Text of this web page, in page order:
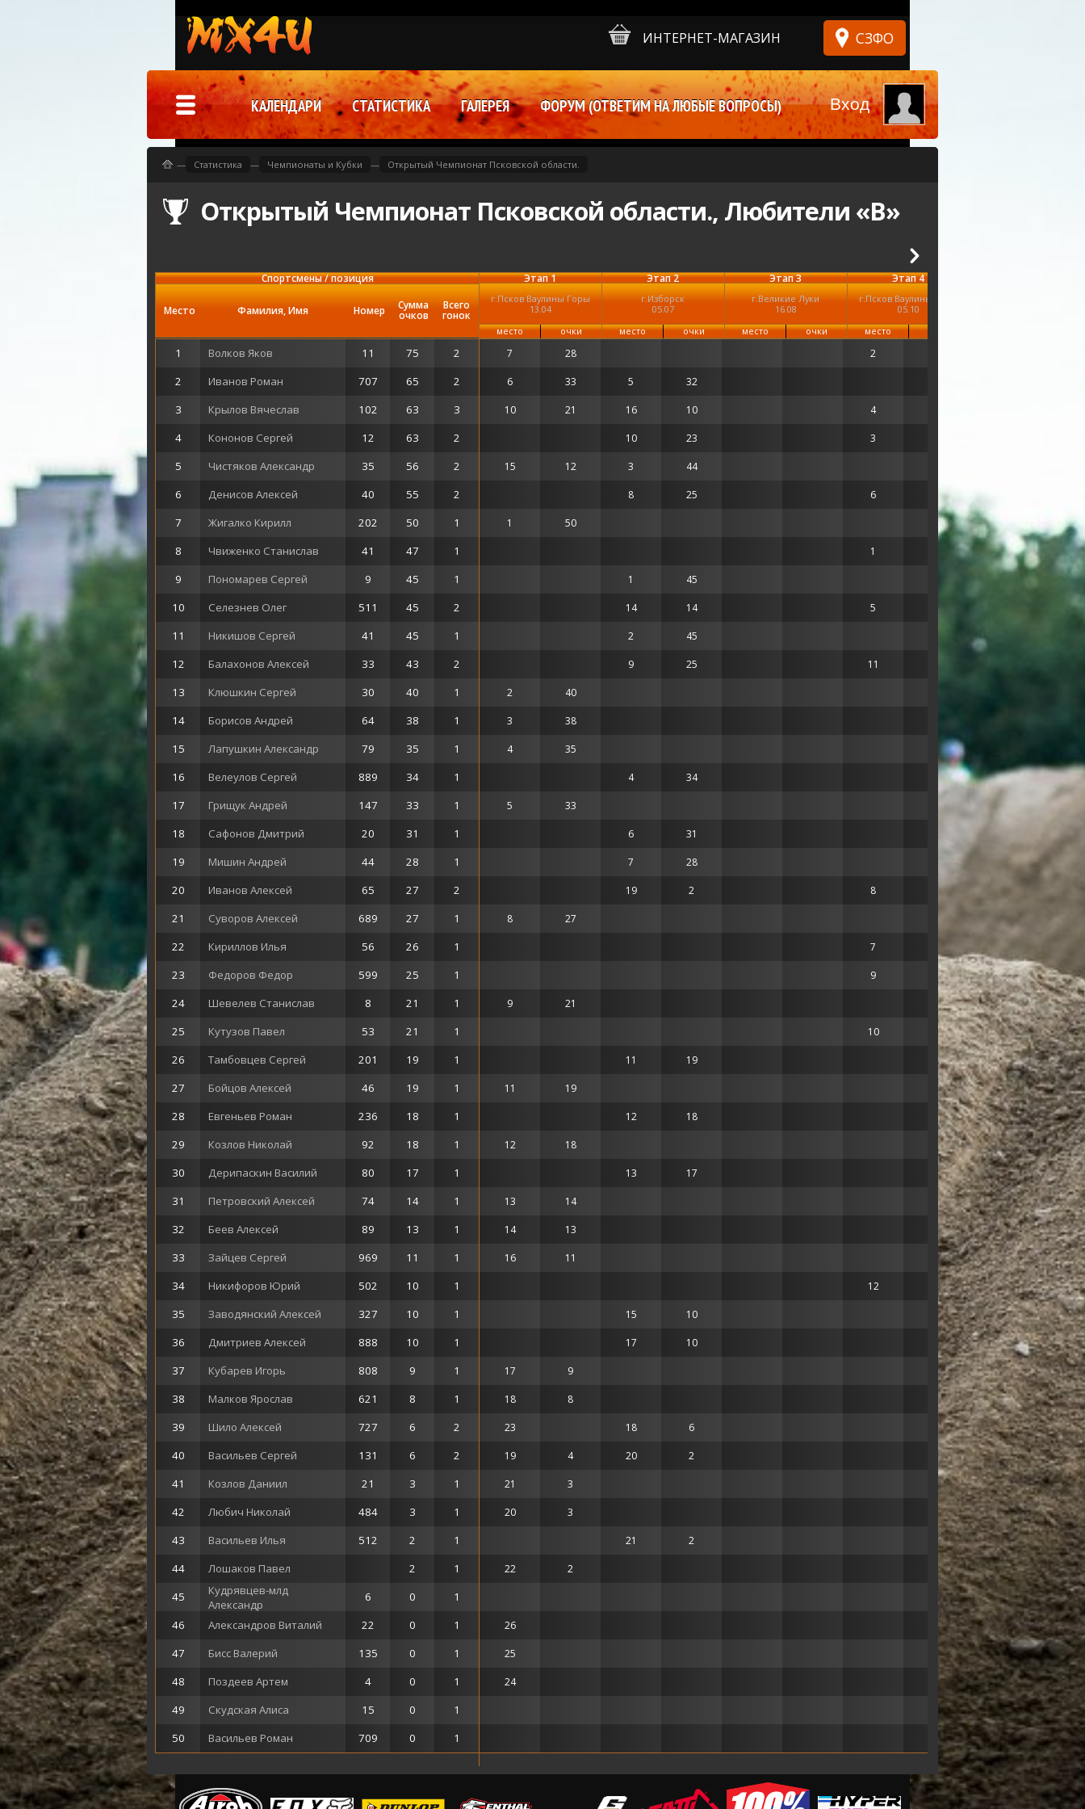
Открытый Чемпионат Псковской области., Любители «B»
Спортсмены / позиция
Место Фамилия, Имя Номер Сумма
очков
Всего
гонок
1 Волков Яков 11 75
2
2
Иванов Роман 707 65
2
3
Крылов Вячеслав 102 63
3
4
Кононов Сергей 12 63
2
5
Чистяков Александр 35 56
2
6
Денисов Алексей 40 55
2
7
Жигалко Кирилл 202 50
1
8
Чвиженко Станислав 41 47
1
9
Пономарев Сергей 9 45
1
10
Селезнев Олег 511 45
2
11
Никишов Сергей 41 45
1
12
Балахонов Алексей 33 43
2
13
Клюшкин Сергей 30 40
1
14
Борисов Андрей 64 38
1
15
Лапушкин Александр 79 35
1
16
Велеулов Сергей 889 34
1
17
Грищук Андрей 147 33
1
18
Сафонов Дмитрий 20 31
1
19
Мишин Андрей 44 28
1
20
Иванов Алексей 65 27
2
21
Суворов Алексей 689 27
1
22
Кириллов Илья 56 26
1
23
Федоров Федор 599 25
1
24
Шевелев Станислав 8 21
1
25
Кутузов Павел 53 21
1
26
Тамбовцев Сергей 201 19
1
27
Бойцов Алексей 46 19
1
28
Евгеньев Роман 236 18
1
29
Козлов Николай 92 18
1
30
Дерипаскин Василий 80 17
1
31
Петровский Алексей 74 14
1
32
Беев Алексей 89 13
1
33
Зайцев Сергей 969 11
1
34
Никифоров Юрий 502 10
1
35
Заводянский Алексей 327 10
1
36
Дмитриев Алексей 888 10
1
37
Кубарев Игорь 808 9
1
38
Малков Ярослав 621 8
1
39
Шило Алексей 727 6
2
40
Васильев Сергей 131 6
2
41
Козлов Даниил 21 3
1
42
Любич Николай 484 3
1
43
Васильев Илья 512 2
1
44
Лошаков Павел 2
1
45
Кудрявцев-млд
Александр
6 0
1
46
Александров Виталий 22 0
1
47
Бисс Валерий 135 0
1
48
Поздеев Артем 4 0
1
49
Скудская Алиса 15 0
1
50
Васильев Роман 709 0 1
Этап 1 Этап 2 Этап 3 Этап 4
г.Псков Ваулины Горы
13.04
г.Изборск
05.07
г.Великие Луки
16.08
г.Псков Ваулины Горы
05.10
место
очки место очки место очки место
7 28 2
6 33 5 32
10 21 16 10 4
10 23 3
15 12 3 44
8 25 6
1 50
1
1 45
14 14 5 31
2 45
9 25 11
2 40
3 38
4 35
4 34
5 33
6 31
7 28
19 2 8 25
8 27
7
9 25
9 21
10 21
11 19
11 19
12 18
12 18
13 17
13 14
14 13
16 11
12 10
15 10
17 10
17 9
18 8
23 18 6
19 4 20 2
21 3
20 3
21 2
22 2
26
25
24
— Статистика — Чемпионаты и Кубки — Открытый Чемпионат Псковской области.
ИНТЕРНЕТ-МАГАЗИН СЗФО
КАЛЕНДАРИ СТАТИСТИКА ГАЛЕРЕЯ ФОРУМ (ОТВЕТИМ НА ЛЮБЫЕ ВОПРОСЫ) Вход